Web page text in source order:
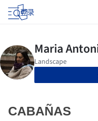
登录
CABAÑAS